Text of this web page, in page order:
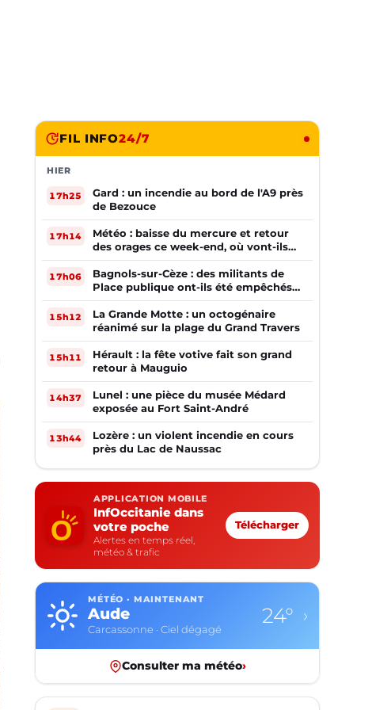
FIL INFO24/7
HIER
17h25
Gard : un incendie au bord de l'A9 près
de Bezouce
17h14
Météo : baisse du mercure et retour
des orages ce week-end, où vont-ils
frapper ?
17h06
Bagnols-sur-Cèze : des militants de
Place publique ont-ils été empêchés
de tracter par la mairie ?
15h12
La Grande Motte : un octogénaire
réanimé sur la plage du Grand Travers
15h11
Hérault : la fête votive fait son grand
retour à Mauguio
14h37
Lunel : une pièce du musée Médard
exposée au Fort Saint-André
13h44
Lozère : un violent incendie en cours
près du Lac de Naussac
APPLICATION MOBILE
InfOccitanie dans
votre poche
Alertes en temps réel,
météo & trafic
Télécharger
MÉTÉO · MAINTENANT
Aude
Carcassonne · Ciel dégagé
24° ›
Consulter ma météo›